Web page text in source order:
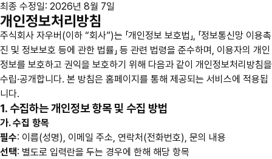
최종 수정일: 2026년 8월 7일
개인정보처리방침
주식회사 자우버(이하 “회사”)는 「개인정보 보호법」, 「정보통신망 이용촉
진 및 정보보호 등에 관한 법률」 등 관련 법령을 준수하며, 이용자의 개인
정보를 보호하고 권익을 보호하기 위해 다음과 같이 개인정보처리방침을
수립·공개합니다. 본 방침은 홈페이지를 통해 제공되는 서비스에 적용됩
니다.
1. 수집하는 개인정보 항목 및 수집 방법
가. 수집 항목
필수: 이름(성명), 이메일 주소, 연락처(전화번호), 문의 내용
선택: 별도로 입력란을 두는 경우에 한해 해당 항목